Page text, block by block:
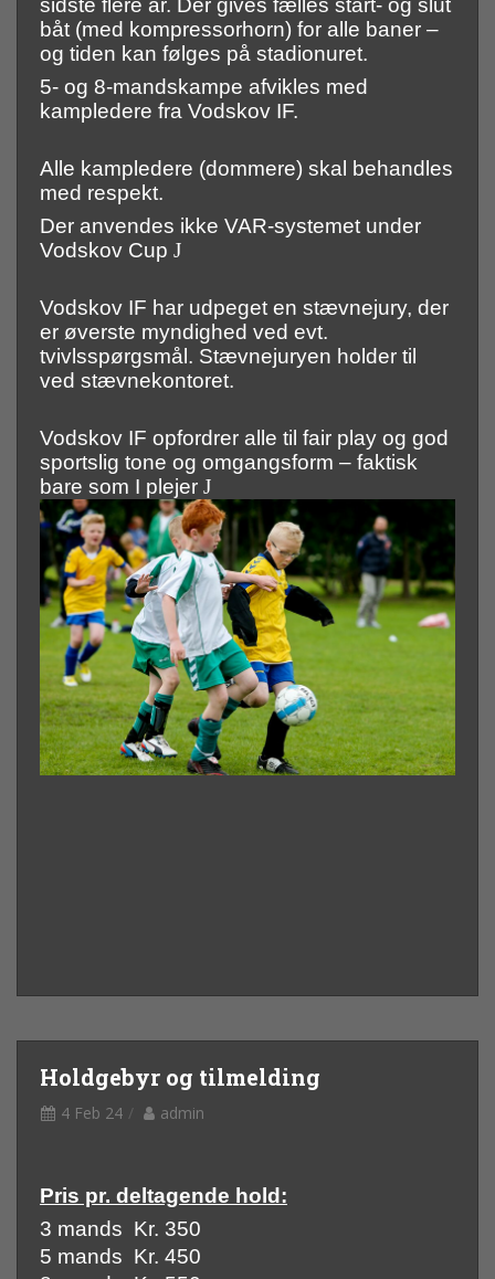
sidste flere år. Der gives fælles start- og slut
båt (med kompressorhorn) for alle baner –
og tiden kan følges på stadionuret.
5- og 8-mandskampe afvikles med
kampledere fra Vodskov IF.
Alle kampledere (dommere) skal behandles
med respekt.
Der anvendes ikke VAR-systemet under
Vodskov Cup J
Vodskov IF har udpeget en stævnejury, der
er øverste myndighed ved evt.
tvivlsspørgsmål. Stævnejuryen holder til
ved stævnekontoret.
Vodskov IF opfordrer alle til fair play og god
sportslig tone og omgangsform – faktisk
bare som I plejer J
Holdgebyr og tilmelding
4 Feb 24 admin
Pris pr. deltagende hold:
3 mands Kr. 350
5 mands Kr. 450